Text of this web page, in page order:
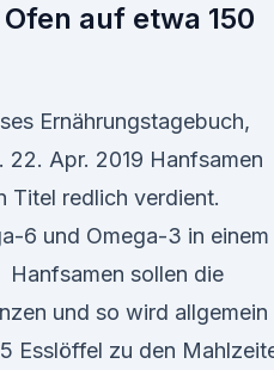
auf etwa 150
Ernährungstagebuch,
22. Apr. 2019 Hanfsamen
Titel redlich verdient.
6 und Omega-3 in einem
Hanfsamen sollen die
und so wird allgemein
Esslöffel zu den